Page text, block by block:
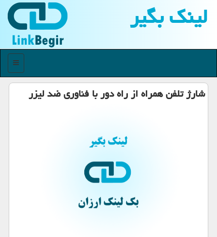
لینك بگیر
منو
شارژ تلفن همراه از راه دور با فناوری ضد لیزر